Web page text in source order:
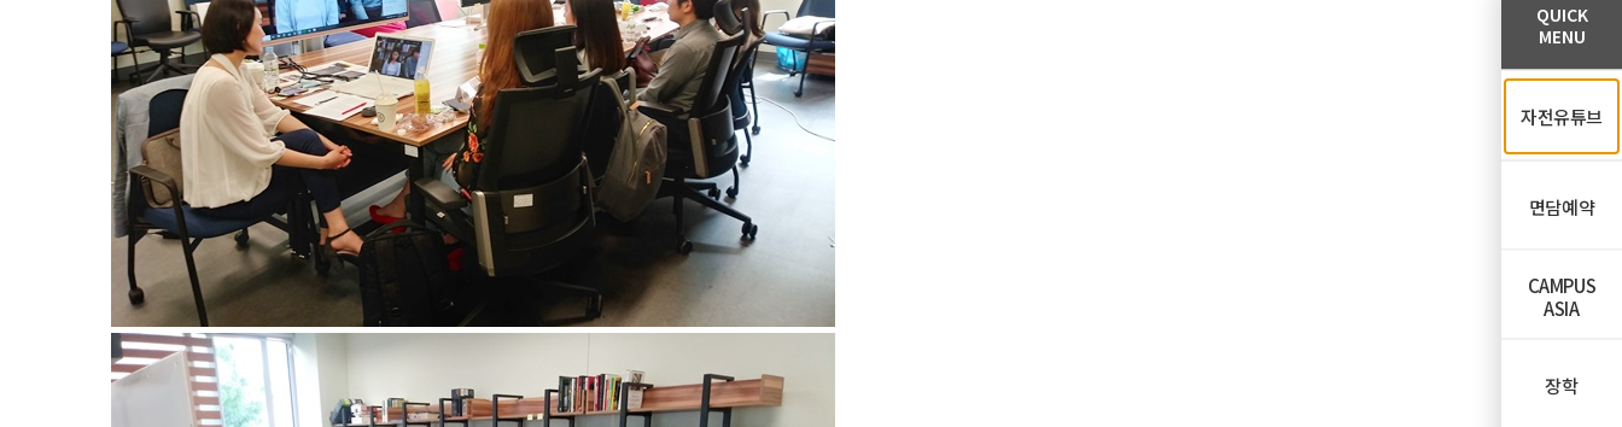
QUICK
MENU
자전유튜브
면담예약
CAMPUS
ASIA
장학